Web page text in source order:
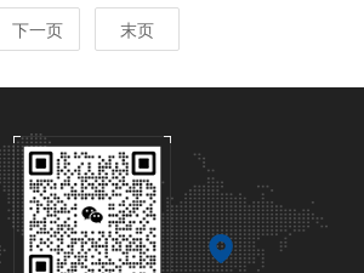
下一页 末页